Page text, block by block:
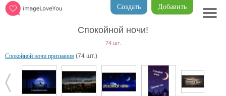
Добавить
Создать
Спокойной ночи!
74 шт.
Спокойной ночи признания (74 шт.)